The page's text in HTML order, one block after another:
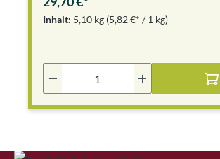
Inhalt: 5,10 kg (5,82 €* / 1 kg)
Produkt Anzahl: Gib den